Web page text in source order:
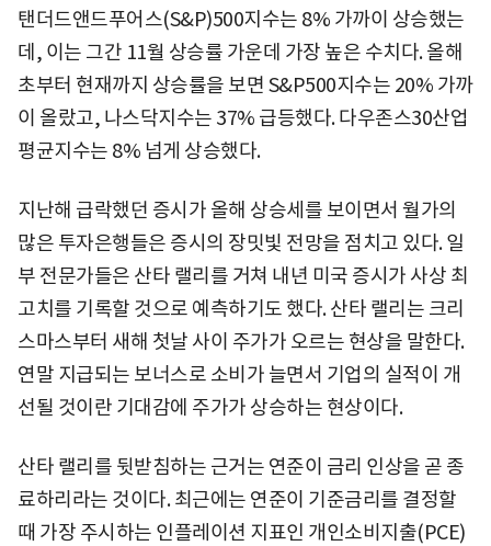
탠더드앤드푸어스(S&P)500지수는 8% 가까이 상승했는
데, 이는 그간 11월 상승률 가운데 가장 높은 수치다. 올해
초부터 현재까지 상승률을 보면 S&P500지수는 20% 가까
이 올랐고, 나스닥지수는 37% 급등했다. 다우존스30산업
평균지수는 8% 넘게 상승했다.
지난해 급락했던 증시가 올해 상승세를 보이면서 월가의
많은 투자은행들은 증시의 장밋빛 전망을 점치고 있다. 일
부 전문가들은 산타 랠리를 거쳐 내년 미국 증시가 사상 최
고치를 기록할 것으로 예측하기도 했다. 산타 랠리는 크리
스마스부터 새해 첫날 사이 주가가 오르는 현상을 말한다.
연말 지급되는 보너스로 소비가 늘면서 기업의 실적이 개
선될 것이란 기대감에 주가가 상승하는 현상이다.
산타 랠리를 뒷받침하는 근거는 연준이 금리 인상을 곧 종
료하리라는 것이다. 최근에는 연준이 기준금리를 결정할
때 가장 주시하는 인플레이션 지표인 개인소비지출(PCE)